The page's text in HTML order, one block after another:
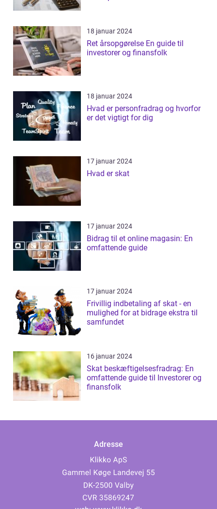
18 januar 2024
Ret årsopgørelse En guide til
investorer og finansfolk
18 januar 2024
Hvad er personfradrag og hvorfor
er det vigtigt for dig
17 januar 2024
Hvad er skat
17 januar 2024
Bidrag til et online magasin: En
omfattende guide
17 januar 2024
Frivillig indbetaling af skat - en
mulighed for at bidrage ekstra til
samfundet
16 januar 2024
Skat beskæftigelsesfradrag: En
omfattende guide til Investorer og
finansfolk
Adresse